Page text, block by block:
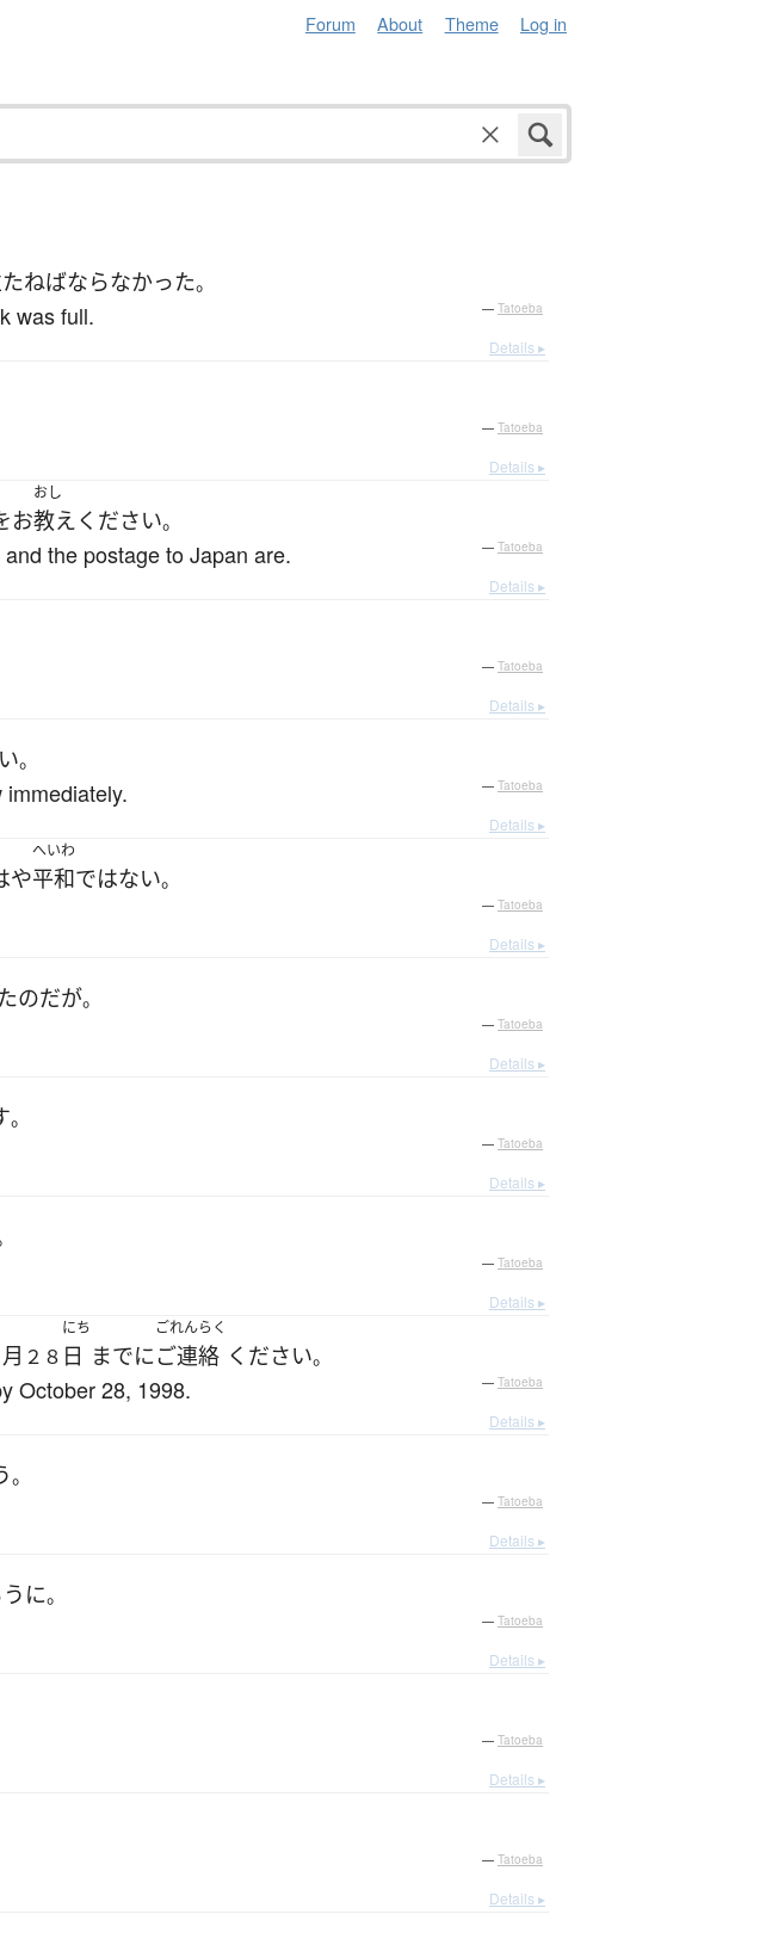
Forum About Theme Log in
ねばならなかった。
was full. — Tatoeba
Details ▸
— Tatoeba
Details ▸
お
おし
教えください。
the postage to Japan are. — Tatoeba
Details ▸
— Tatoeba
Details ▸
。
— Tatoeba
Details ▸
や
へいわ
平和ではない。
— Tatoeba
Details ▸
のだが。
— Tatoeba
Details ▸
。
— Tatoeba
Details ▸
— Tatoeba
Details ▸
２８
にち
日 までに
ごれんらく
ご連絡 ください。
October 28, 1998. — Tatoeba
Details ▸
。
— Tatoeba
Details ▸
に。
— Tatoeba
Details ▸
— Tatoeba
Details ▸
— Tatoeba
Details ▸